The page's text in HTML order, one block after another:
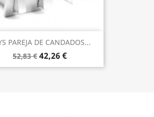
PAREJA DE CANDADOS...
52,83 € 42,26 €